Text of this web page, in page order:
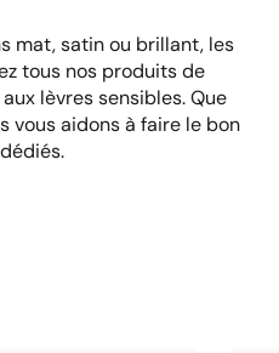
mat, satin ou brillant, les
tous nos produits de
lèvres sensibles. Que
vous aidons à faire le bon